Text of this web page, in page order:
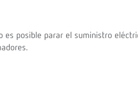
es posible parar el suministro